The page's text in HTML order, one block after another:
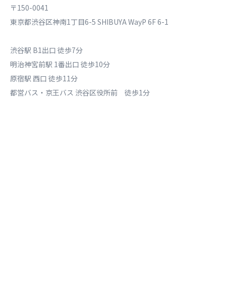
〒150-0041​
東京都渋谷区神南1丁目6-5 SHIBUYA WayP 6F 6-1
渋谷駅 B1出口 徒歩7分
明治神宮前駅 1番出口 徒歩10分
原宿駅 西口 徒歩11分
都営バス・京王バス 渋谷区役所前 徒歩1分